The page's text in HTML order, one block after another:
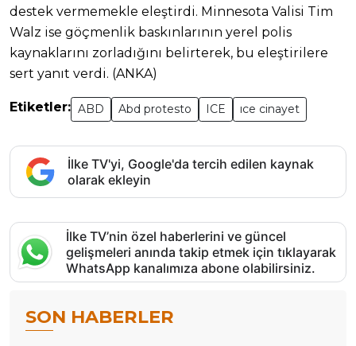
destek vermemekle eleştirdi. Minnesota Valisi Tim
Walz ise göçmenlik baskınlarının yerel polis
kaynaklarını zorladığını belirterek, bu eleştirilere
sert yanıt verdi. (ANKA)
Etiketler: ABD Abd protesto ICE ıce cinayet
İlke TV'yi, Google'da tercih edilen kaynak
olarak ekleyin
İlke TV’nin özel haberlerini ve güncel
gelişmeleri anında takip etmek için tıklayarak
WhatsApp kanalımıza abone olabilirsiniz.
SON HABERLER